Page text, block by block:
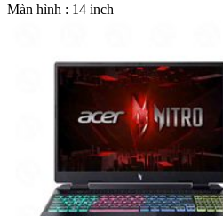
Màn hình : 14 inch